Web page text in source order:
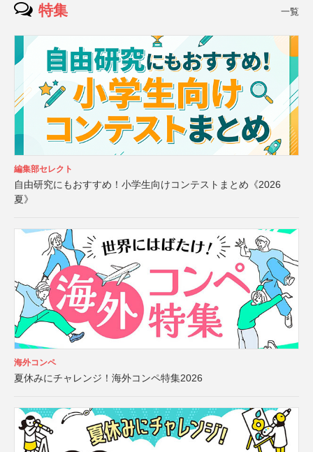
特集 一覧
編集部セレクト
自由研究にもおすすめ！小学生向けコンテストまとめ《2026
夏》
海外コンペ
夏休みにチャレンジ！海外コンペ特集2026